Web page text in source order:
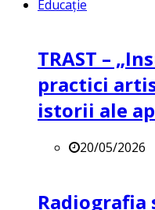
Educație
TRAST –
practici
istorii ale
20/05/2026